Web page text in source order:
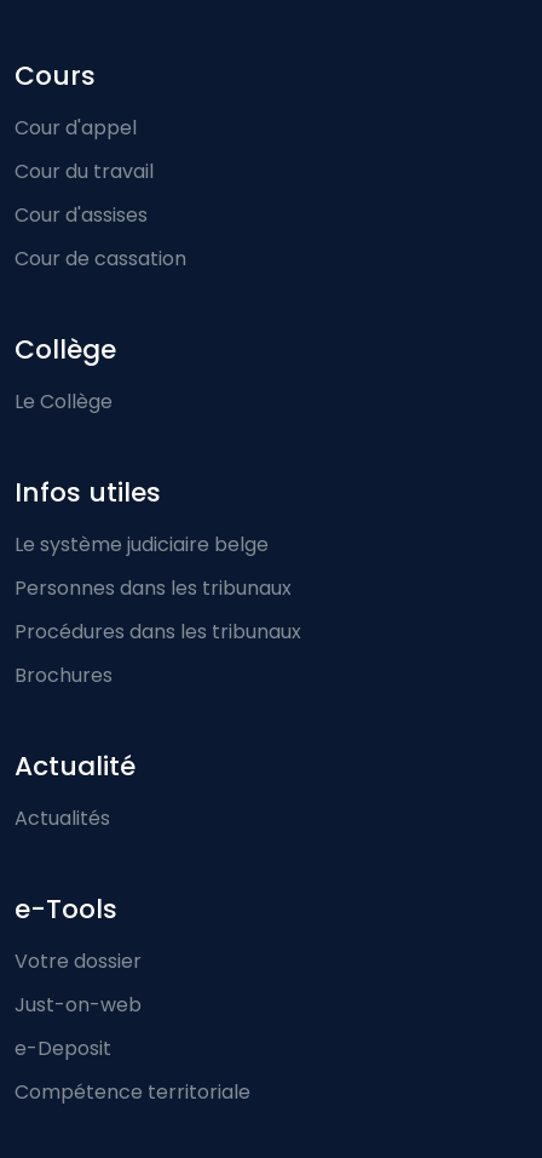
Cours
Cour d'appel
Cour du travail
Cour d'assises
Cour de cassation
Collège
Le Collège
Infos utiles
Le système judiciaire belge
Personnes dans les tribunaux
Procédures dans les tribunaux
Brochures
Actualité
Actualités
e-Tools
Votre dossier
Just-on-web
e-Deposit
Compétence territoriale